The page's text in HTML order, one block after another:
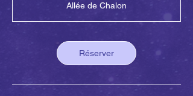
m
i
Allée de Chalon
Réserver